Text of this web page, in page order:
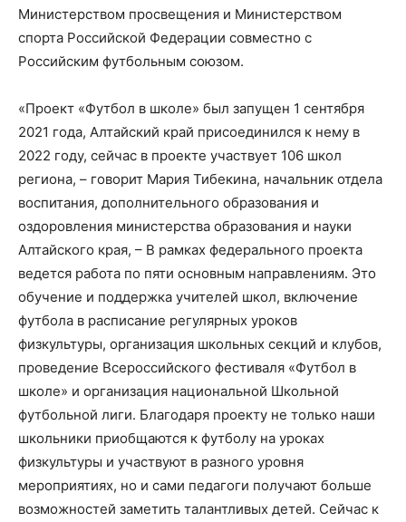
Министерством просвещения и Министерством
спорта Российской Федерации совместно с
Российским футбольным союзом.
«Проект «Футбол в школе» был запущен 1 сентября
2021 года, Алтайский край присоединился к нему в
2022 году, сейчас в проекте участвует 106 школ
региона, – говорит Мария Тибекина, начальник отдела
воспитания, дополнительного образования и
оздоровления министерства образования и науки
Алтайского края, – В рамках федерального проекта
ведется работа по пяти основным направлениям. Это
обучение и поддержка учителей школ, включение
футбола в расписание регулярных уроков
физкультуры, организация школьных секций и клубов,
проведение Всероссийского фестиваля «Футбол в
школе» и организация национальной Школьной
футбольной лиги. Благодаря проекту не только наши
школьники приобщаются к футболу на уроках
физкультуры и участвуют в разного уровня
мероприятиях, но и сами педагоги получают больше
возможностей заметить талантливых детей. Сейчас к